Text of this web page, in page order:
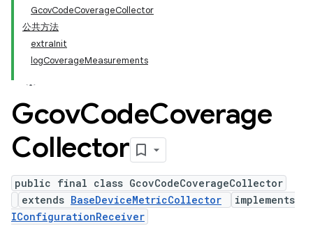
GcovCodeCoverageCollector
公共方法
extraInit
logCoverageMeasurements
GcovCodeCoverage
Collector
public final class GcovCodeCoverageCollector
extends BaseDeviceMetricCollector
implements
IConfigurationReceiver